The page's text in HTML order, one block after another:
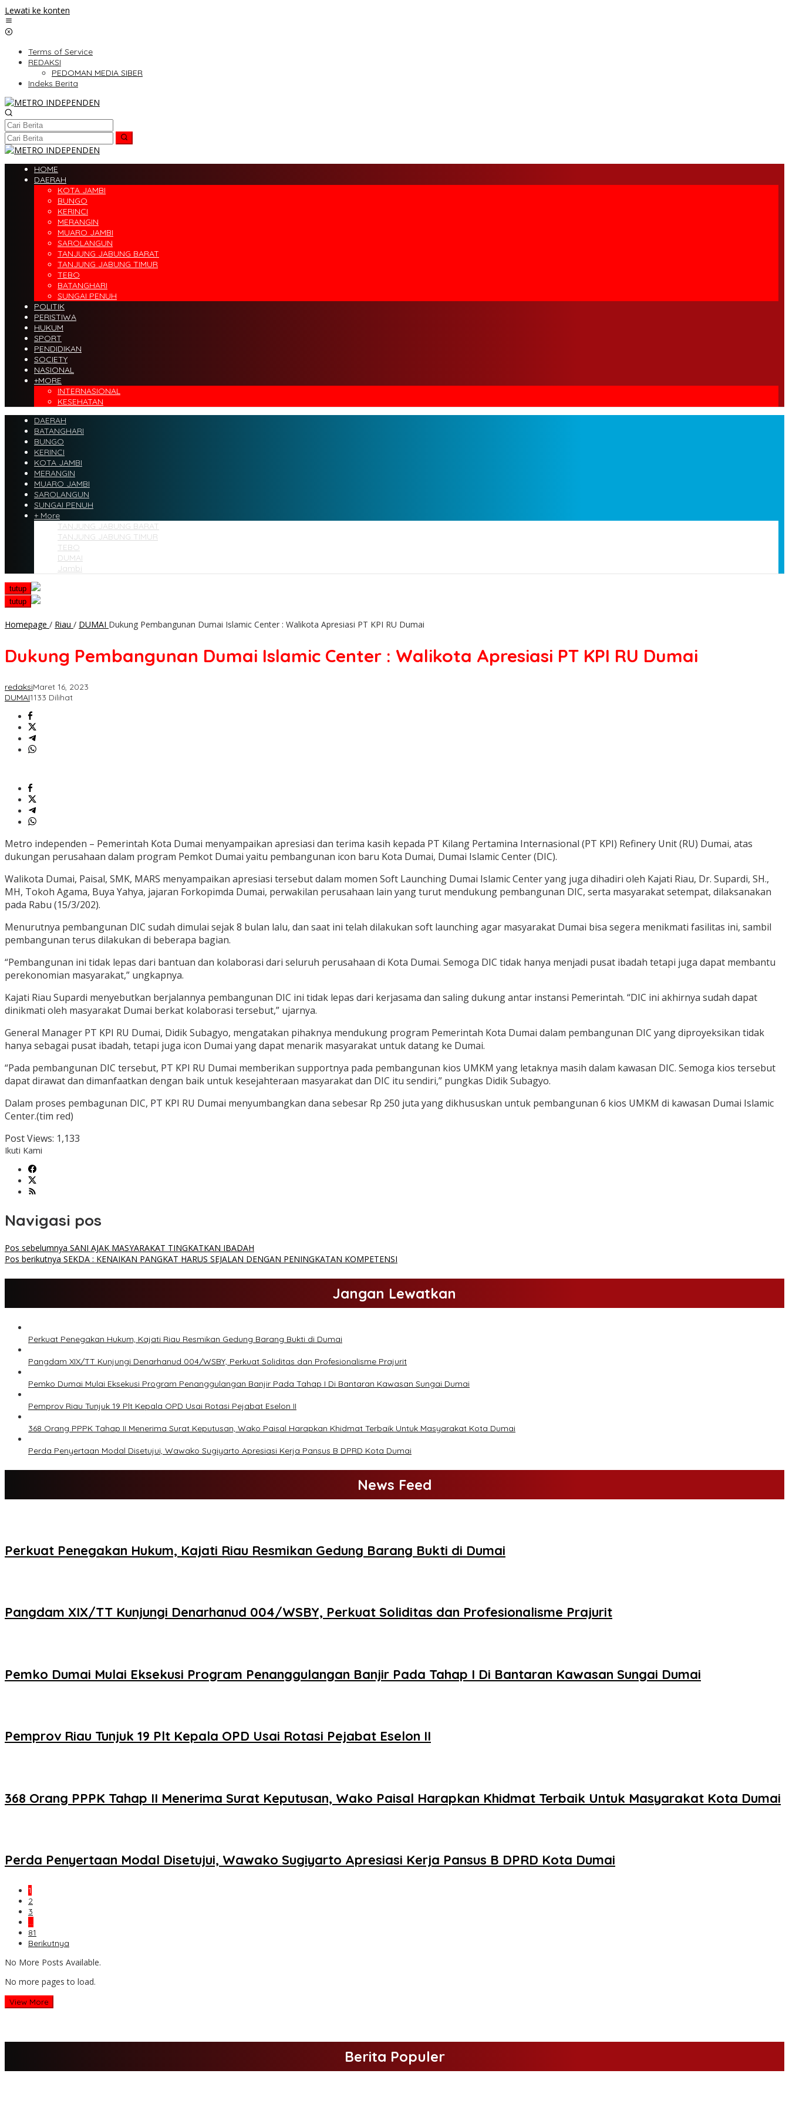
Lewati ke konten
Terms of Service
REDAKSI
PEDOMAN MEDIA SIBER
Indeks Berita
HOME
DAERAH
KOTA JAMBI
BUNGO
KERINCI
MERANGIN
MUARO JAMBI
SAROLANGUN
TANJUNG JABUNG BARAT
TANJUNG JABUNG TIMUR
TEBO
BATANGHARI
SUNGAI PENUH
POLITIK
PERISTIWA
HUKUM
SPORT
PENDIDIKAN
SOCIETY
NASIONAL
+MORE
INTERNASIONAL
KESEHATAN
DAERAH
BATANGHARI
BUNGO
KERINCI
KOTA JAMBI
MERANGIN
MUARO JAMBI
SAROLANGUN
SUNGAI PENUH
+ More
TANJUNG JABUNG BARAT
TANJUNG JABUNG TIMUR
TEBO
DUMAI
Jambi
tutup
tutup
Homepage / Riau / DUMAI Dukung Pembangunan Dumai Islamic Center : Walikota Apresiasi PT KPI RU Dumai
Dukung Pembangunan Dumai Islamic Center : Walikota Apresiasi PT KPI RU Dumai
redaksiMaret 16, 2023
DUMAI1133 Dilihat
Metro independen – Pemerintah Kota Dumai menyampaikan apresiasi dan terima kasih kepada PT Kilang Pertamina Internasional (PT KPI) Refinery Unit (RU) Dumai, atas
dukungan perusahaan dalam program Pemkot Dumai yaitu pembangunan icon baru Kota Dumai, Dumai Islamic Center (DIC).
Walikota Dumai, Paisal, SMK, MARS menyampaikan apresiasi tersebut dalam momen Soft Launching Dumai Islamic Center yang juga dihadiri oleh Kajati Riau, Dr. Supardi, SH.,
MH, Tokoh Agama, Buya Yahya, jajaran Forkopimda Dumai, perwakilan perusahaan lain yang turut mendukung pembangunan DIC, serta masyarakat setempat, dilaksanakan
pada Rabu (15/3/202).
Menurutnya pembangunan DIC sudah dimulai sejak 8 bulan lalu, dan saat ini telah dilakukan soft launching agar masyarakat Dumai bisa segera menikmati fasilitas ini, sambil
pembangunan terus dilakukan di beberapa bagian.
“Pembangunan ini tidak lepas dari bantuan dan kolaborasi dari seluruh perusahaan di Kota Dumai. Semoga DIC tidak hanya menjadi pusat ibadah tetapi juga dapat membantu
perekonomian masyarakat,” ungkapnya.
Kajati Riau Supardi menyebutkan berjalannya pembangunan DIC ini tidak lepas dari kerjasama dan saling dukung antar instansi Pemerintah. “DIC ini akhirnya sudah dapat
dinikmati oleh masyarakat Dumai berkat kolaborasi tersebut,” ujarnya.
General Manager PT KPI RU Dumai, Didik Subagyo, mengatakan pihaknya mendukung program Pemerintah Kota Dumai dalam pembangunan DIC yang diproyeksikan tidak
hanya sebagai pusat ibadah, tetapi juga icon Dumai yang dapat menarik masyarakat untuk datang ke Dumai.
“Pada pembangunan DIC tersebut, PT KPI RU Dumai memberikan supportnya pada pembangunan kios UMKM yang letaknya masih dalam kawasan DIC. Semoga kios tersebut
dapat dirawat dan dimanfaatkan dengan baik untuk kesejahteraan masyarakat dan DIC itu sendiri,” pungkas Didik Subagyo.
Dalam proses pembagunan DIC, PT KPI RU Dumai menyumbangkan dana sebesar Rp 250 juta yang dikhususkan untuk pembangunan 6 kios UMKM di kawasan Dumai Islamic
Center.(tim red)
Post Views: 1,133
Ikuti Kami
Navigasi pos
Pos sebelumnya SANI AJAK MASYARAKAT TINGKATKAN IBADAH
Pos berikutnya SEKDA : KENAIKAN PANGKAT HARUS SEJALAN DENGAN PENINGKATAN KOMPETENSI
Jangan Lewatkan
Perkuat Penegakan Hukum, Kajati Riau Resmikan Gedung Barang Bukti di Dumai
Pangdam XIX/TT Kunjungi Denarhanud 004/WSBY, Perkuat Soliditas dan Profesionalisme Prajurit
Pemko Dumai Mulai Eksekusi Program Penanggulangan Banjir Pada Tahap I Di Bantaran Kawasan Sungai Dumai
Pemprov Riau Tunjuk 19 Plt Kepala OPD Usai Rotasi Pejabat Eselon II
368 Orang PPPK Tahap II Menerima Surat Keputusan, Wako Paisal Harapkan Khidmat Terbaik Untuk Masyarakat Kota Dumai
Perda Penyertaan Modal Disetujui, Wawako Sugiyarto Apresiasi Kerja Pansus B DPRD Kota Dumai
News Feed
Perkuat Penegakan Hukum, Kajati Riau Resmikan Gedung Barang Bukti di Dumai
Pangdam XIX/TT Kunjungi Denarhanud 004/WSBY, Perkuat Soliditas dan Profesionalisme Prajurit
Pemko Dumai Mulai Eksekusi Program Penanggulangan Banjir Pada Tahap I Di Bantaran Kawasan Sungai Dumai
Pemprov Riau Tunjuk 19 Plt Kepala OPD Usai Rotasi Pejabat Eselon II
368 Orang PPPK Tahap II Menerima Surat Keputusan, Wako Paisal Harapkan Khidmat Terbaik Untuk Masyarakat Kota Dumai
Perda Penyertaan Modal Disetujui, Wawako Sugiyarto Apresiasi Kerja Pansus B DPRD Kota Dumai
1
2
3
…
81
Berikutnya
No More Posts Available.
No more pages to load.
View More
Berita Populer